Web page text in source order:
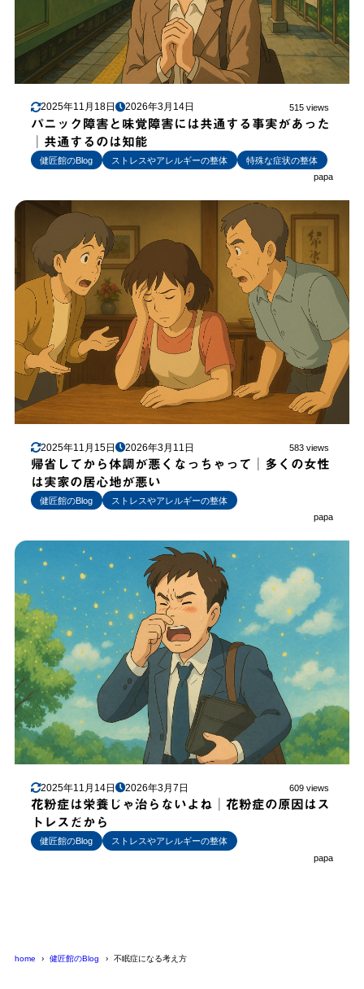
2025年11月18日 2026年3月14日 515 views
パニック障害と味覚障害には共通する事実があった
│共通するのは知能
健匠館のBlog ストレスやアレルギーの整体
特殊な症状の整体
papa
2025年11月15日 2026年3月11日 583 views
帰省してから体調が悪くなっちゃって│多くの女性
は実家の居心地が悪い
健匠館のBlog
ストレスやアレルギーの整体
papa
2025年11月14日 2026年3月7日 609 views
花粉症は栄養じゃ治らないよね│花粉症の原因はス
トレスだから
健匠館のBlog
ストレスやアレルギーの整体
papa
home 健匠館のBlog 不眠症になる考え方